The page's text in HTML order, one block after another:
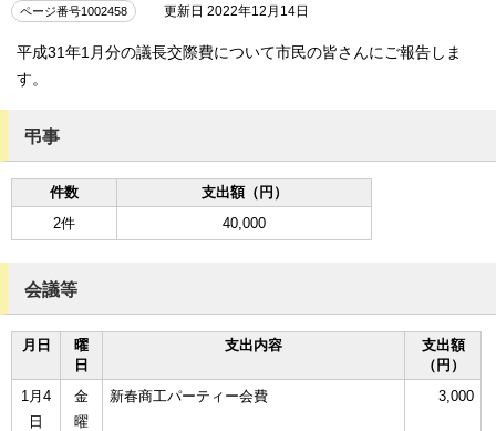
ページ番号1002458 更新日 2022年12月14日
平成31年1月分の議長交際費について市民の皆さんにご報告しま
す。
弔事
件数
支出額（円）
2件
40,000
会議等
月日
曜
日
支出内容
支出額
（円）
1月4
日
金
曜
新春商工パーティー会費 3,000